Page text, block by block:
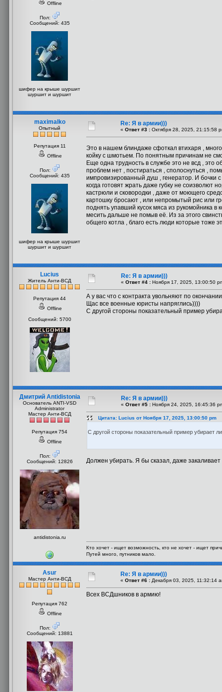
Offline
Пол:
Сообщений: 435
шифер на крыше шуршит
шуршит и шуршит
maximalko
Опытный
Репутация 11
Offline
Пол:
Сообщений: 435
шифер на крыше шуршит
шуршит и шуршит
Re: Я в армии)))
« Ответ #3 : Октября 28, 2025, 21:15:58
Это в нашем блиндаже сфоткал втихаря ,
койку с шмотьем. По понятным причинам не
Еще одна трудность в службе это не всд ,
проблем нет , постираться , сполоснуться ,
импровизированный душ , генератор. И бочки
когда готовят жрать даже губку не соизволют
кастрюли и сковородки , даже от моющего
картошку бросают , или непромытый рис или
поднять упавший кусок мяса из рукомойника в
месить дальше не помыв её. Из за этого
общего котла , благо есть люди которые тоже
Lucius
Житель Анти-ВСД
Репутация 44
Offline
Сообщений: 5700
Re: Я в армии)))
« Ответ #4 : Ноября 17, 2025, 13:00:50
А у вас что с контракта увольняют по
Щас все военные юристы напряглись))))
С другой стороны показательный пример
Дмитрий Antidistonia
Основатель ANTI-VSD
Administrator
Мастер Анти-ВСД
Репутация 754
Offline
Пол:
Сообщений: 12826
antidistonia.ru
Re: Я в армии)))
« Ответ #5 : Ноября 24, 2025, 16:45:36
Цитата: Lucius от Ноября 17, 2025, 13:00:50 pm
С другой стороны показательный пример убирает
Должен убирать. Я бы сказал, даже закаливает
Кто хочет - ищет возможность, кто не хочет - ищет
Путей много, путников мало.
Asur
Мастер Анти-ВСД
Репутация 762
Offline
Пол:
Сообщений: 13881
Re: Я в армии)))
« Ответ #6 : Декабря 03, 2025, 11:32:14
Всех ВСДшников в армию!